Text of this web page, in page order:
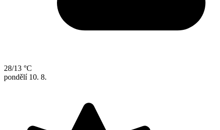
28/13 °C
pondělí 10. 8.